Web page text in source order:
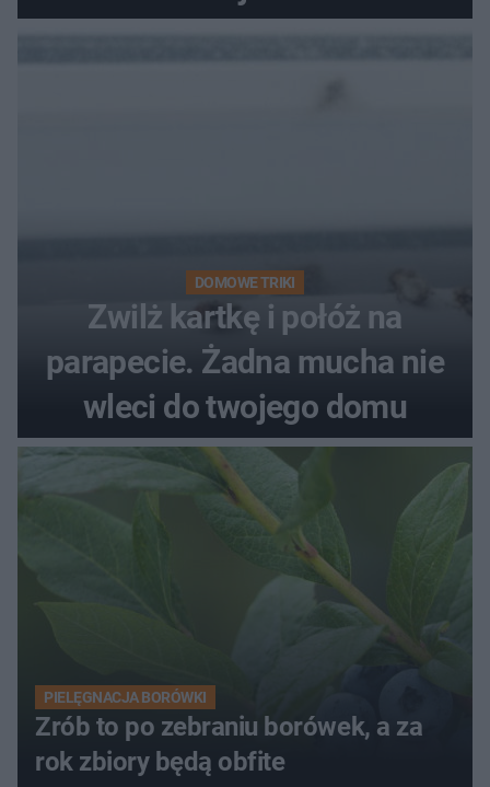
kobiety
DOMOWE TRIKI
Zwilż kartkę i połóż na
parapecie. Żadna mucha nie
wleci do twojego domu
PIELĘGNACJA BORÓWKI
Zrób to po zebraniu borówek, a za
rok zbiory będą obfite